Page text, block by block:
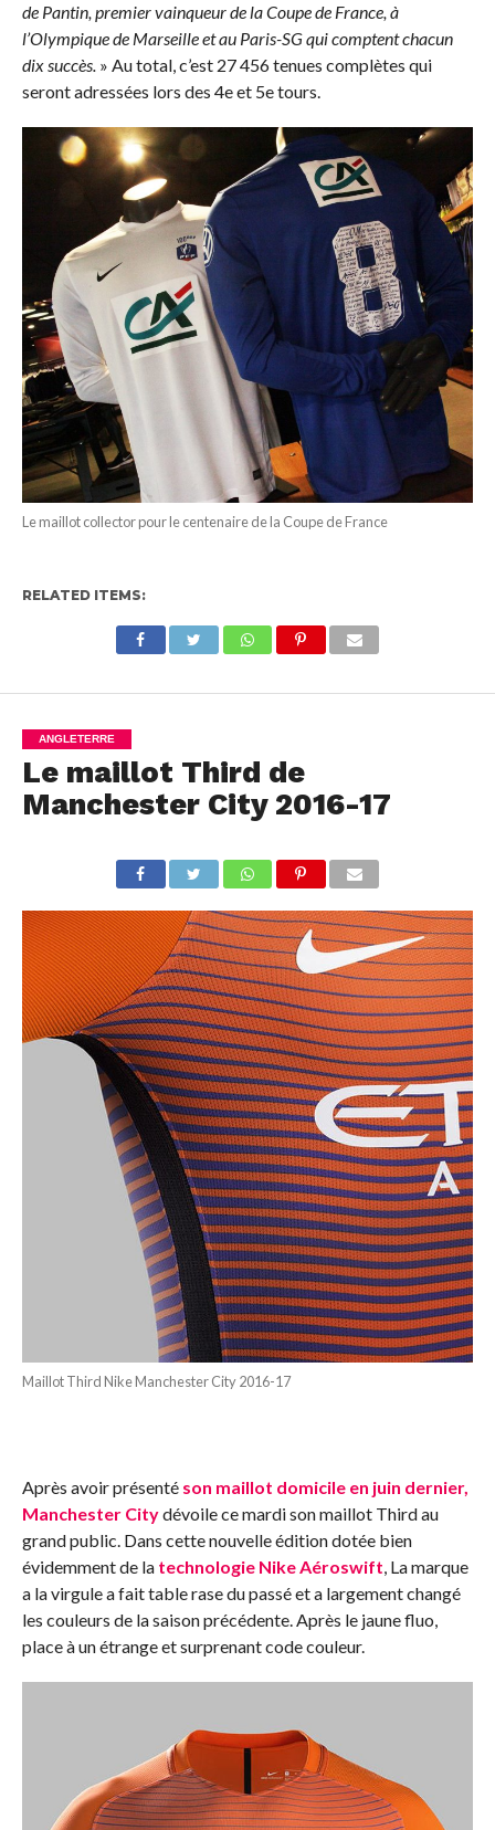
de Pantin, premier vainqueur de la Coupe de France, à
l’Olympique de Marseille et au Paris-SG qui comptent chacun
dix succès.» Au total, c’est 27 456 tenues complètes qui
seront adressées lors des 4e et 5e tours.
Le maillot collector pour le centenaire de la Coupe de France
RELATED ITEMS:
ANGLETERRE
Le maillot Third de
Manchester City 2016-17
Maillot Third Nike Manchester City 2016-17
Après avoir présenté son maillot domicile en juin dernier,
Manchester Citydévoile ce mardi son maillot Third au
grand public. Dans cette nouvelle édition dotée bien
évidemment de la technologie Nike Aéroswift , La marque
a la virgule a fait table rase du passé et a largement changé
les couleurs de la saison précédente. Après le jaune fluo,
place à un étrange et surprenant code couleur.